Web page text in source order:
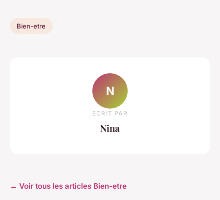
Bien-etre
N
ECRIT PAR
Nina
← Voir tous les articles Bien-etre